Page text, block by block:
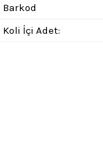
Barkod
Koli İçi Adet: